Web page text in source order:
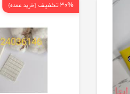
۳۰% تخفیف (خرید عمده)